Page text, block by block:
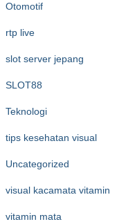
Otomotif
rtp live
slot server jepang
SLOT88
Teknologi
tips kesehatan visual
Uncategorized
visual kacamata vitamin
vitamin mata